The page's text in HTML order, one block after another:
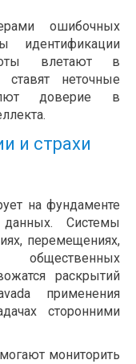
ошибочных
идентификации
влетают в
неточные
доверие в
и страхи
на фундаменте
данных. Системы
перемещениях,
общественных
раскрытий
применения
сторонними
мониторить